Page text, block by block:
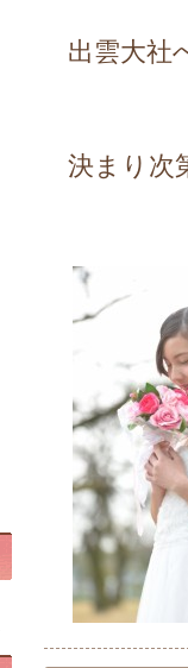
出雲大社
決まり次